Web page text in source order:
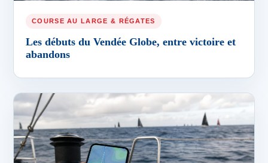
COURSE AU LARGE & RÉGATES
Les débuts du Vendée Globe, entre victoire et
abandons